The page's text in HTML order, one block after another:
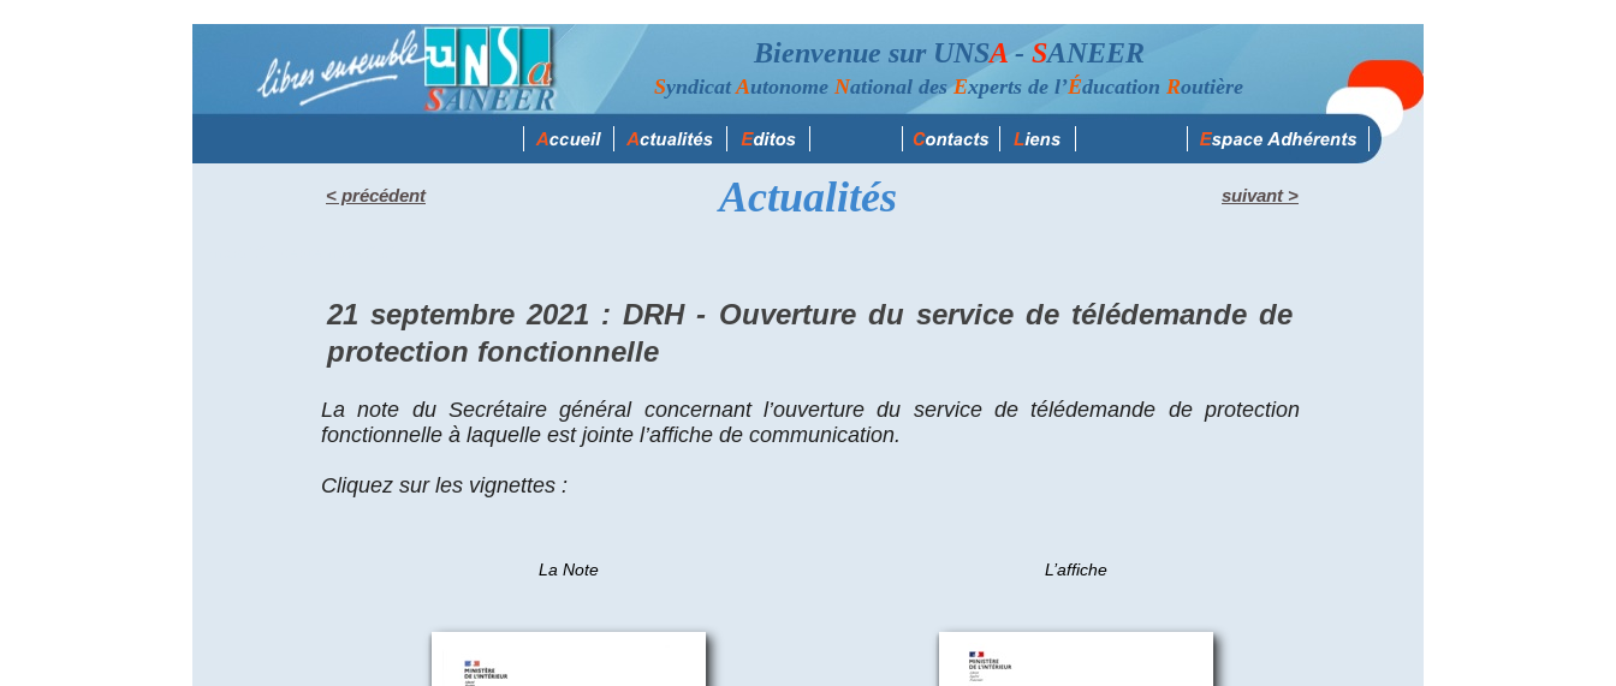
Actualités
< précédent suivant >
Bienvenue sur UNSA - SANEER
SyndicatAutonome National desExperts de l’Éducation Routière
21 septembre 2021 : DRH - Ouverture du service de télédemande de
protection fonctionnelle
La note du Secrétaire général concernant l’ouverture du service de télédemande de protection
fonctionnelle à laquelle est jointe l’affiche de communication.
Cliquez sur les vignettes :
La Note L’affiche